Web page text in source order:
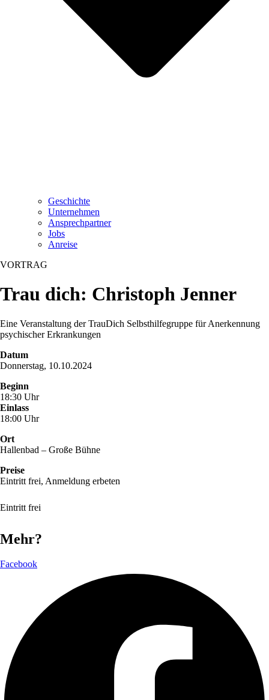
Geschichte
Unternehmen
Ansprechpartner
Jobs
Anreise
VORTRAG
Trau dich: Christoph Jenner
Eine Veranstaltung der TrauDich Selbsthilfegruppe für Anerkennung
psychischer Erkrankungen
Datum
Donnerstag, 10.10.2024
Beginn
18:30 Uhr
Einlass
18:00 Uhr
Ort
Hallenbad – Große Bühne
Preise
Eintritt frei, Anmeldung erbeten
Eintritt frei
Mehr?
Facebook